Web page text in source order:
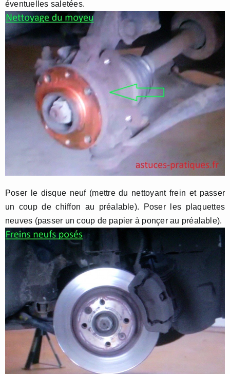
éventuelles saletées.
Poser le disque neuf (mettre du nettoyant frein et passer
un coup de chiffon au préalable). Poser les plaquettes
neuves (passer un coup de papier à ponçer au préalable).